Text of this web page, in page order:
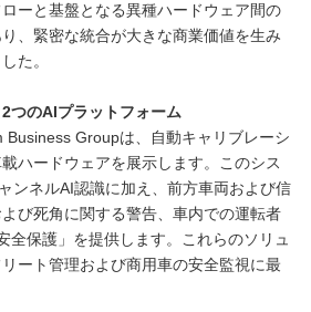
ーと基盤となる異種ハードウェア間の
り、緊密な統合が大きな商業価値を生み
た。
つのAIプラットフォーム
Business Groupは、自動キャリブレーシ
ハードウェアを展示します。このシス
ンネルAI認識に加え、前方車両および信
び死角に関する警告、車内での運転者
全保護」を提供します。これらのソリュ
ート管理および商用車の安全監視に最